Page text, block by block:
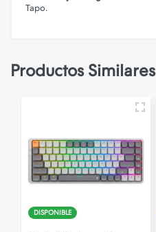
Tapo.
Productos Similares
DISPONIBLE